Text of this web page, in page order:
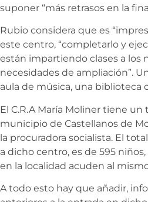
suponer “más retrasos en la
Rubio considera que es
este centro, “completarlo y
están impartiendo clases a los
necesidades de ampliación”.
aula de música, una biblioteca
El C.R.A María Moliner tiene
municipio de Castellanos de
la procuradora socialista. El
a dicho centro, es de 595
en la localidad acuden al
A todo esto hay que añadir,